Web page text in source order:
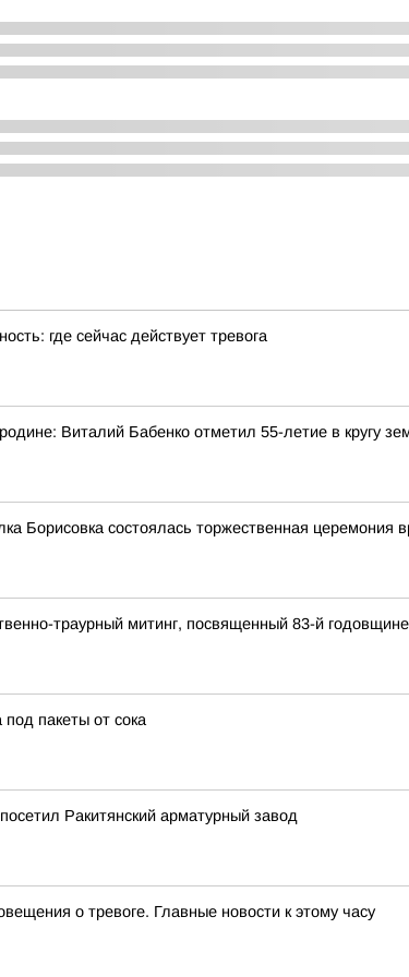
где сейчас действует тревога
Виталий Бабенко отметил 55-летие в кругу
Борисовка состоялась торжественная церемония
траурный митинг, посвященный 83-й годовщине
пакеты от сока
Ракитянский арматурный завод
о тревоге. Главные новости к этому часу